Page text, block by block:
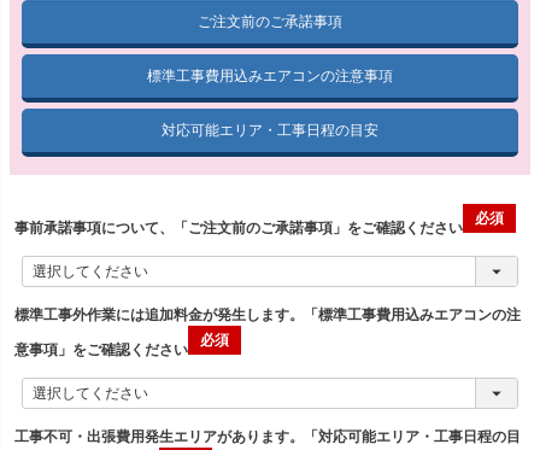
ご注文前のご承諾事項
標準工事費用込みエアコンの注意事項
対応可能エリア・工事日程の目安
事前承諾事項について、「ご注文前のご承諾事項」をご確認ください
標準工事外作業には追加料金が発生します。「標準工事費用込みエアコンの注
意事項」をご確認ください
工事不可・出張費用発生エリアがあります。「対応可能エリア・工事日程の目